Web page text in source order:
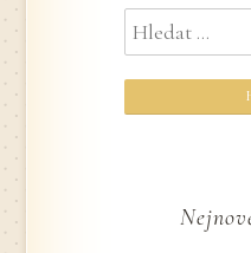
Vyhledávání